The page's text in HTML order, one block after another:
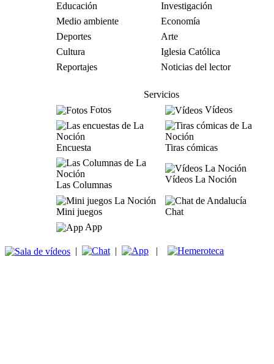
Educación
Investigación
Medio ambiente
Economía
Deportes
Arte
Cultura
Iglesia Católica
Reportajes
Noticias del lector
Servicios
Fotos
Vídeos
Encuesta Tiras cómicas
Las Columnas
Vídeos La Noción
Mini juegos
Chat
App
| | |